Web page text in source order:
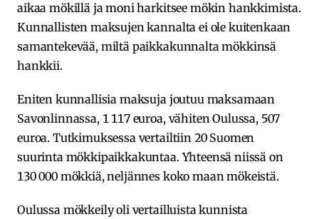
aikaa mökillä ja moni harkitsee mökin hankkimista.
Kunnallisten maksujen kannalta ei ole kuitenkaan
samantekevää, miltä paikkakunnalta mökkinsä
hankkii.
Eniten kunnallisia maksuja joutuu maksamaan
Savonlinnassa, 1 117 euroa, vähiten Oulussa, 507
euroa. Tutkimuksessa vertailtiin 20 Suomen
suurinta mökkipaikkakuntaa. Yhteensä niissä on
130 000 mökkiä, neljännes koko maan mökeistä.
Oulussa mökkeily oli vertailluista kunnista